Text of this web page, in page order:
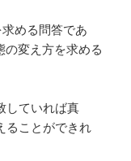
める問答であ
の変え方を求める
していれば真
ることができれ